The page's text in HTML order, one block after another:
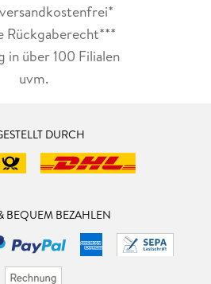
Rückgaberecht***
in über 100 Filialen
uvm.
DURCH
BEQUEM BEZAHLEN